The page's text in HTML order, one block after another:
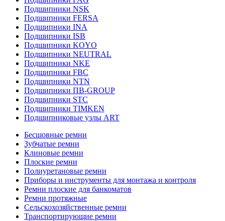
Подшипники NSK
Подшипники FERSA
Подшипники INA
Подшипники ISB
Подшипники KOYO
Подшипники NEUTRAL
Подшипники NKE
Подшипники FBC
Подшипники NTN
Подшипники ПВ-GROUP
Подшипники STC
Подшипники TIMKEN
Подшипниковые узлы ART
Бесшовные ремни
Зубчатые ремни
Клиновые ремни
Плоские ремни
Полиуретановые ремни
Приборы и инструменты для монтажа и контроля
Ремни плоские для банкоматов
Ремни протяжные
Сельскохозяйственные ремни
Транспортирующие ремни